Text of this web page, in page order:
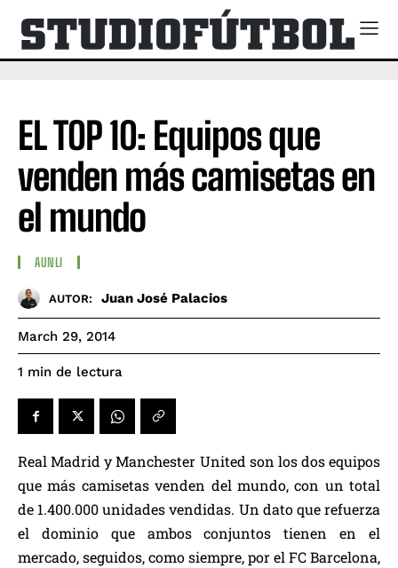
EL TOP 10: Equipos que
venden más camisetas en
el mundo
AUNLI
AUTOR: Juan José Palacios
March 29, 2014
1 min de lectura
Real Madrid y Manchester United son los dos equipos
que más camisetas venden del mundo, con un total
de 1.400.000 unidades vendidas. Un dato que refuerza
el dominio que ambos conjuntos tienen en el
mercado, seguidos, como siempre, por el FC Barcelona,